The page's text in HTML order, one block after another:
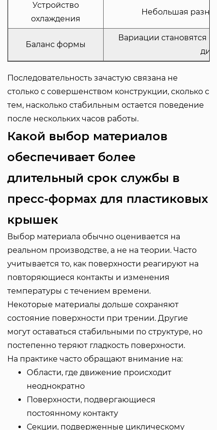
Устройство
охлаждения
Небольшая
Баланс формы
Вариации становятся
Последовательность зачастую связана не
столько с совершенством конструкции, сколько с
тем, насколько стабильным остается поведение
после нескольких часов работы.
Какой выбор материалов
обеспечивает более
длительный срок службы в
пресс-формах для пластиковых
крышек
Выбор материала обычно оценивается на
реальном производстве, а не на теории. Часто
учитывается то, как поверхности реагируют на
повторяющиеся контакты и изменения
температуры с течением времени.
Некоторые материалы дольше сохраняют
состояние поверхности при трении. Другие
могут оставаться стабильными по структуре, но
постепенно теряют гладкость поверхности.
На практике часто обращают внимание на:
Области, где движение происходит
неоднократно
Поверхности, подвергающиеся
постоянному контакту
Секции, подверженные циклическому